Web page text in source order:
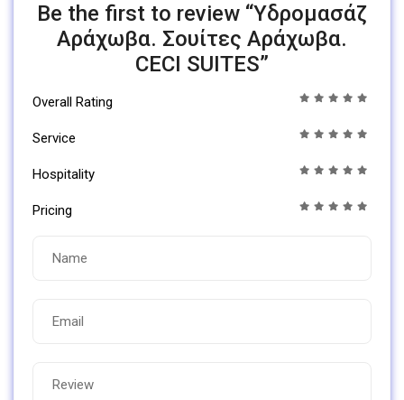
Be the first to review “Υδρομασάζ
Αράχωβα. Σουίτες Αράχωβα.
CECI SUITES”
Overall Rating
Service
Hospitality
Pricing